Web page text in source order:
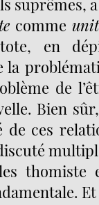
suprêmes,
comme
en
la
de
Bien
ces
thomiste
Et